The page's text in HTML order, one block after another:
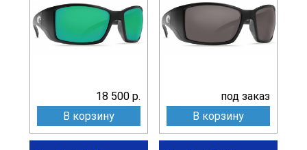
18 500 р.
В корзину
под заказ
В корзину